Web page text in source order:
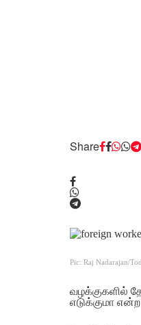
Share
Pic: Raj Nadarajan/
வழக்குகளில்
எடுக்குமா